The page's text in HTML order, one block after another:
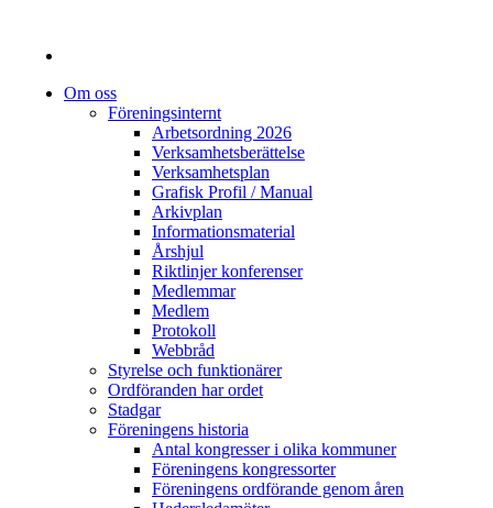
Om oss
Föreningsinternt
Arbetsordning 2026
Verksamhetsberättelse
Verksamhetsplan
Grafisk Profil / Manual
Arkivplan
Informationsmaterial
Årshjul
Riktlinjer konferenser
Medlemmar
Medlem
Protokoll
Webbråd
Styrelse och funktionärer
Ordföranden har ordet
Stadgar
Föreningens historia
Antal kongresser i olika kommuner
Föreningens kongressorter
Föreningens ordförande genom åren